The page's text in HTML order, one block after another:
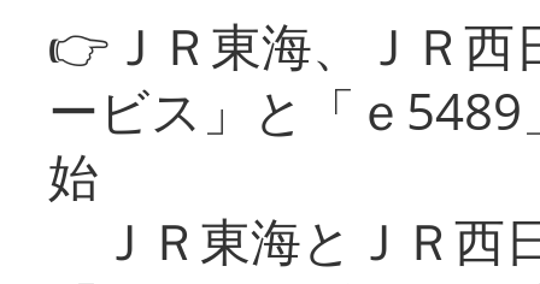
👉ＪＲ東海、ＪＲ
ービス」と「ｅ
始
ＪＲ東海とＪＲ西